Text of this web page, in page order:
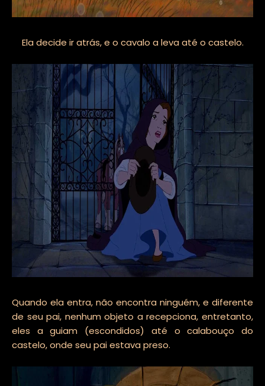
Ela decide ir atrás, e o cavalo a leva até o castelo.
Quando ela entra, não encontra ninguém, e diferente
de seu pai, nenhum objeto a recepciona, entretanto,
eles a guiam (escondidos) até o calabouço do
castelo, onde seu pai estava preso.